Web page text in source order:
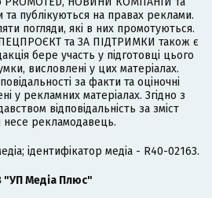
публікуються на правах реклами.
погляди, які в них промотуються.
та ЗА ПІДТРИМКИ також є
бере участь у підготовці цього
висловлені у цих матеріалах.
за факти та оціночні
у рекламних матеріалах. Згідно з
відповідальність за зміст
несе рекламодавець.
ідентифікатор медіа - R40-02163.
"УП Медіа Плюс"